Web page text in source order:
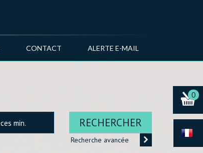
CONTACT ALERTE E-MAIL
0
RECHERCHER
Recherche avancée